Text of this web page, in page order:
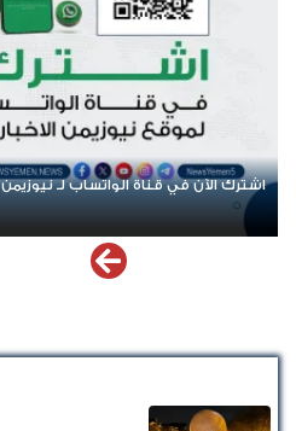
اشترك الآن في قناة الواتساب لـ نيوزيمن